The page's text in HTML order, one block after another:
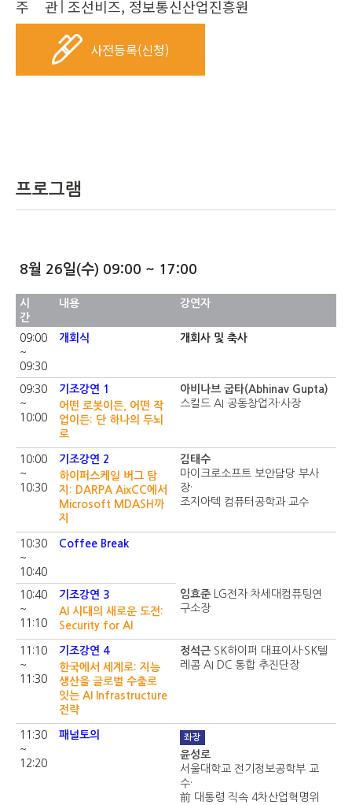
주 관 조선비즈, 정보통신산업진흥원
사전등록(신청)
프로그램
8월 26일(수) 09:00 ~ 17:00
시
간
내용 강연자
09:00
~
09:30
개회식 개회사 및 축사
09:30
~
10:00
기조강연 1
어떤 로봇이든, 어떤 작
업이든: 단 하나의 두뇌
로
아비나브 굽타(Abhinav Gupta)
스킬드 AI 공동창업자·사장
10:00
~
10:30
기조강연 2
하이퍼스케일 버그 탐
지: DARPA AixCC에서
Microsoft MDASH까
지
김태수
마이크로소프트 보안담당 부사
장·
조지아텍 컴퓨터공학과 교수
10:30
~
10:40
Coffee Break
10:40
~
11:10
기조강연 3
AI 시대의 새로운 도전:
Security for AI
임효준 LG전자 차세대컴퓨팅연
구소장
11:10
~
11:30
기조강연 4
한국에서 세계로: 지능
생산을 글로벌 수출로
잇는 AI Infrastructure
전략
정석근 SK하이퍼 대표이사·SK텔
레콤 AI DC 통합 추진단장
11:30
~
12:20
패널토의 좌장
윤성로
서울대학교 전기정보공학부 교
수·
前 대통령 직속 4차산업혁명위